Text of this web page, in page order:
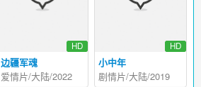
边疆军魂
HD
爱情片/大陆/2022
小中年
HD
剧情片/大陆/2019